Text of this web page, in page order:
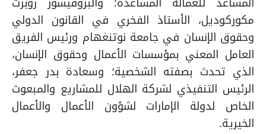
مكوركوديل، الأستاذ الفخري في القانون الدولي
وحقوق الإنسان في جامعة نوتنغهام ورئيس الفريق
العامل المعني بمؤسسات الأعمال وحقوق الإنسان،
الذي تحدث بصفته الشخصية؛ وسعادة بدر جعفر،
الرئيس التنفيذي لشركة الهلال للمشاريع والمبعوث
الخاص لدولة الإمارات لشؤون الأعمال والأعمال
الخيرية.